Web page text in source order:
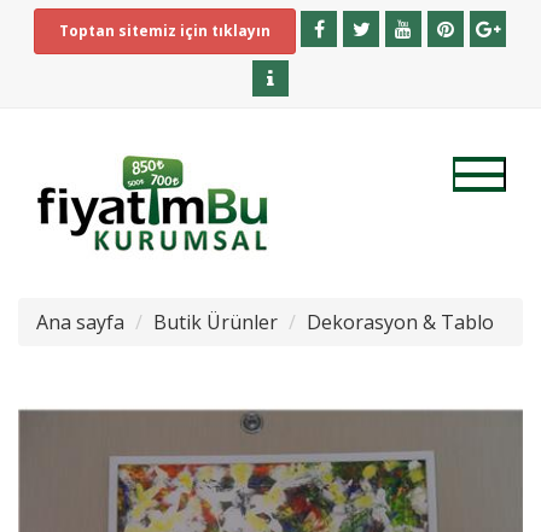
Toptan sitemiz için tıklayın
Ana sayfa Butik Ürünler Dekorasyon & Tablo